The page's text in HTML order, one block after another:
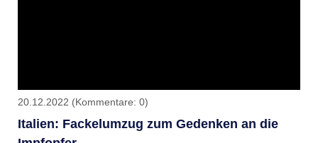
NaturalNews.com
20.12.2022 (Kommentare: 0)
Italien: Fackelumzug zum Gedenken an die